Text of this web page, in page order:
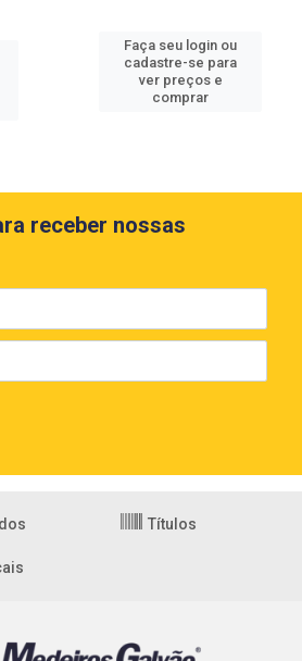
Faça seu login ou
cadastre-se para
ver preços e
comprar
receber nossas
Títulos